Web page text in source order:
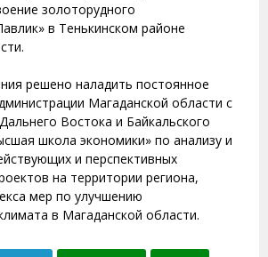
золоторудного
в Тенькинском районе
решено наладить постоянное
Магаданской области с
Востока и Байкальского
школа экономики» по анализу и
и перспективных
на территории региона,
мер по улучшению
в Магаданской области.